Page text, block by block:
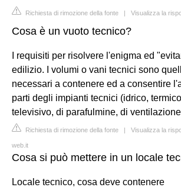
Richiesta di rimozione della fonte | Visualizza la
Cosa è un vuoto tecnico?
I requisiti per risolvere l'enigma ed
edilizio. I volumi o vani tecnici sono
necessari a contenere ed a consentire
parti degli impianti tecnici (idrico,
televisivo, di parafulmine, di
Richiesta di rimozione della fonte | Visualizza la
web.it
Cosa si può mettere in un locale
Locale tecnico, cosa deve contenere